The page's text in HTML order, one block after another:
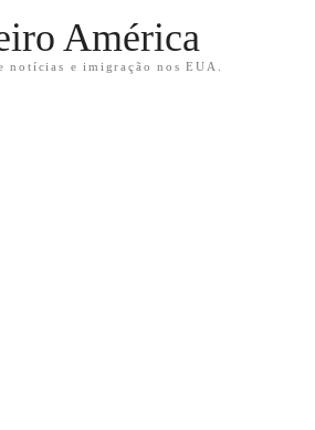
América
notícias e imigração nos EUA.